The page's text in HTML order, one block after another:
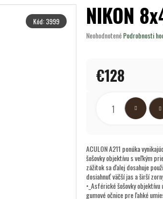
Kód:3999 NIKON
Priemerné
NeohodnotenéPodrobnosti
€128
ACULON A211 ponúka
šošovky objektívu s veľkým
zážitok sa ďalej dosahuje
dosiahnuť väčší jas a širší
•_Asférické šošovky
gumové očnice pre ľahké